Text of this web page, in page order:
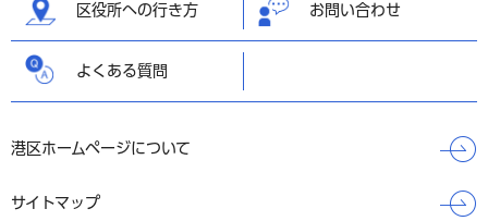
区役所への行き方 お問い合わせ
よくある質問
港区ホームページについて
サイトマップ